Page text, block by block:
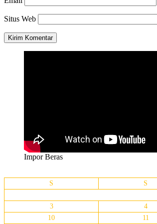
Situs Web
Impor Beras
S
S
3
4
10
11